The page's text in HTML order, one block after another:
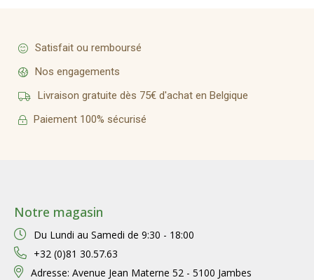
Satisfait ou remboursé
Nos engagements
Livraison gratuite dès 75€ d'achat en Belgique
Paiement 100% sécurisé
Notre magasin
Du Lundi au Samedi de 9:30 - 18:00
+32 (0)81 30.57.63
Adresse: Avenue Jean Materne 52 - 5100 Jambes